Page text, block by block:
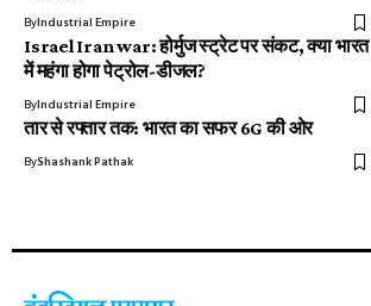
ByIndustrial Empire
Israel Iran war: होर्मुज स्ट्रेट पर संकट, क्या भारत
में महंगा होगा पेट्रोल-डीजल?
ByIndustrial Empire
तार से रफ्तार तक: भारत का सफर 6G की ओर
ByShashank Pathak